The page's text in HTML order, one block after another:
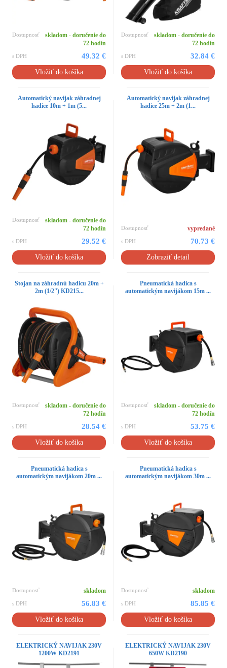
Dostupnosť
skladom - doručenie do
72 hodín
s DPH 49.32 €
Vložiť do košíka
Dostupnosť
skladom - doručenie do
72 hodín
s DPH 32.84 €
Vložiť do košíka
Automatický navijak záhradnej
hadice 10m + 1m (5...
Dostupnosť
skladom - doručenie do
72 hodín
s DPH 29.52 €
Vložiť do košíka
Automatický navijak záhradnej
hadice 25m + 2m (1...
Dostupnosť vypredané
s DPH 70.73 €
Zobraziť detail
Stojan na záhradnú hadicu 20m +
2m (1/2'') KD215...
Dostupnosť
skladom - doručenie do
72 hodín
s DPH 28.54 €
Vložiť do košíka
Pneumatická hadica s
automatickým navijákom 15m ...
Dostupnosť
skladom - doručenie do
72 hodín
s DPH 53.75 €
Vložiť do košíka
Pneumatická hadica s
automatickým navijákom 20m ...
Dostupnosť skladom
s DPH 56.83 €
Vložiť do košíka
Pneumatická hadica s
automatickým navijákom 30m ...
Dostupnosť skladom
s DPH 85.85 €
Vložiť do košíka
ELEKTRICKÝ NAVIJAK 230V
1200W KD2191
ELEKTRICKÝ NAVIJAK 230V
650W KD2190